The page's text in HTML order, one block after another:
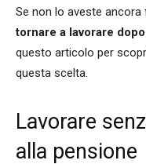
Se non lo aveste
tornare a lavorare
questo articolo per
questa scelta.
Lavorare
alla pensione